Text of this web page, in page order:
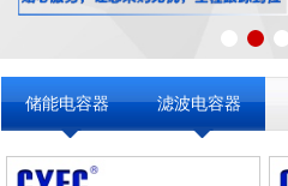
储能电容器 滤波电容器